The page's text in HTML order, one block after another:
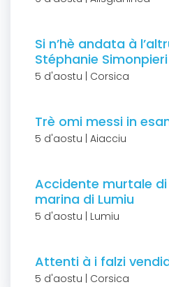
Si n’hè andata à
Stéphanie Simonpieri
5 d'aostu | Corsica
Trè omi messi in
5 d'aostu | Aiacciu
Accidente murtale di
marina di Lumiu
5 d'aostu | Lumiu
Attenti à i falzi
5 d'aostu | Corsica